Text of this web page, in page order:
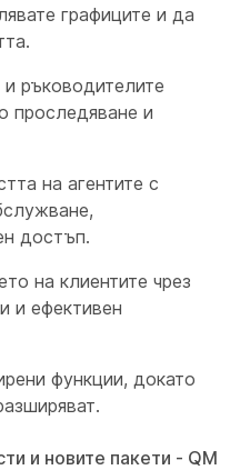
графиците и да
ръководителите
проследяване и
на агентите с
достъп.
на клиентите чрез
и ефективен
функции, докато
и новите пакети - QM